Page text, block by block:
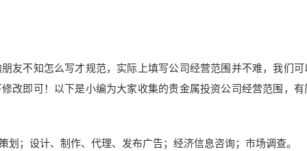
友不知怎么写才规范，实际上填写公司经营范围并不难，我们可
改即可！以下是小编为大家收集的贵金属投资公司经营范围，有
；设计、制作、代理、发布广告；经济信息咨询；市场调查。